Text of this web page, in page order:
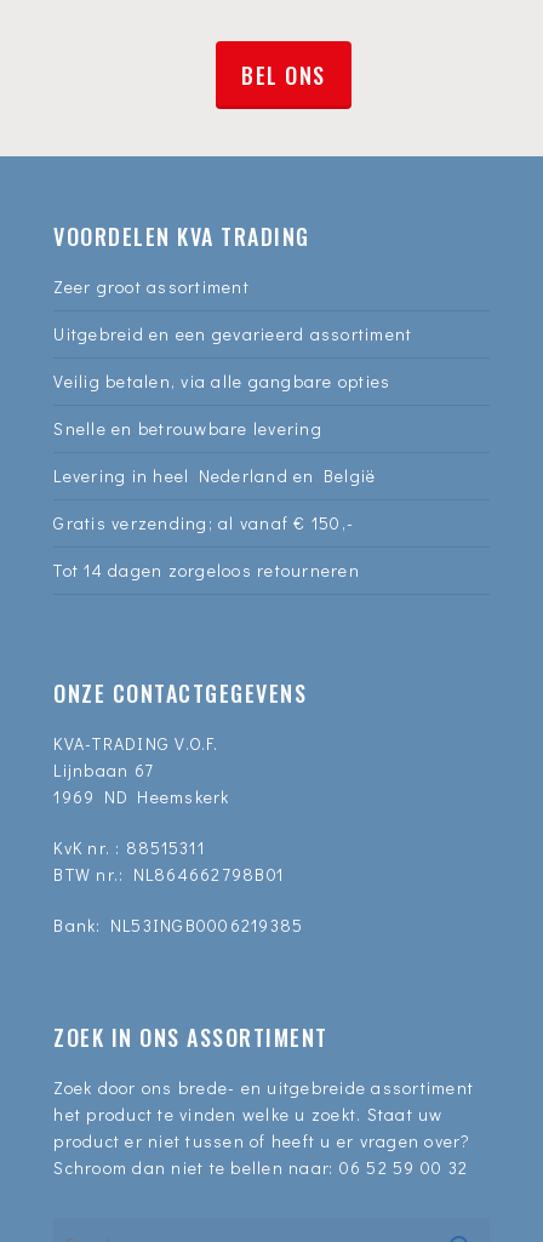
BEL ONS
VOORDELEN KVA TRADING
Zeer groot assortiment
Uitgebreid en een gevarieerd assortiment
Veilig betalen, via alle gangbare opties
Snelle en betrouwbare levering
Levering in heel Nederland en België
Gratis verzending; al vanaf € 150,-
Tot 14 dagen zorgeloos retourneren
ONZE CONTACTGEGEVENS
KVA-TRADING V.O.F.
Lijnbaan 67
1969 ND Heemskerk
KvK nr. : 88515311
BTW nr.: NL864662798B01
Bank: NL53INGB0006219385
ZOEK IN ONS ASSORTIMENT
Zoek door ons brede- en uitgebreide assortiment
het product te vinden welke u zoekt. Staat uw
product er niet tussen of heeft u er vragen over?
Schroom dan niet te bellen naar: 06 52 59 00 32